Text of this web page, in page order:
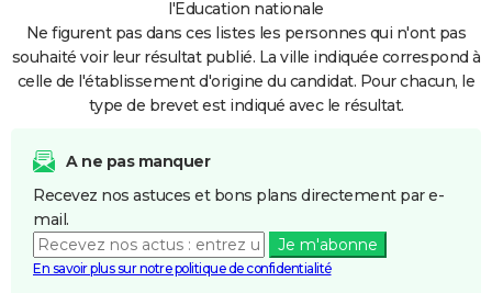
l'Education nationale
Ne figurent pas dans ces listes les personnes qui n'ont pas
souhaité voir leur résultat publié. La ville indiquée correspond à
celle de l'établissement d'origine du candidat. Pour chacun, le
type de brevet est indiqué avec le résultat.
A ne pas manquer
Recevez nos astuces et bons plans directement par e-
mail.
Je m'abonne
En savoir plus sur notre politique de confidentialité